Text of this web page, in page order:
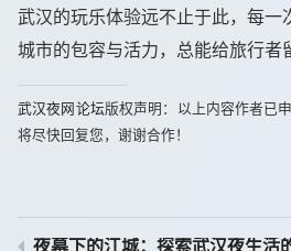
武汉的玩乐体验远不止于此，每
城市的包容与活力，总能给旅行者
武汉夜网论坛版权声明：以上内容作者已
将尽快回复您，谢谢合作！
夜幕下的江城：探索武汉夜生活